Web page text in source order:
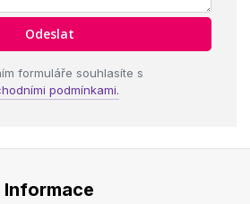
formuláře souhlasíte s
podmínkami.
Informace